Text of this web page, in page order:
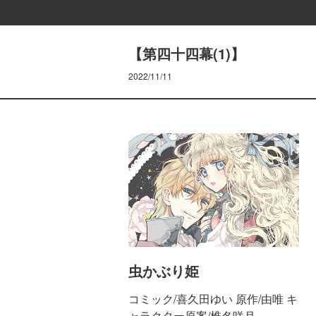
【第四十四幕(1)】
2022/11/11
虫かぶり姫
コミック/喜久田ゆい 原作/由唯 キ